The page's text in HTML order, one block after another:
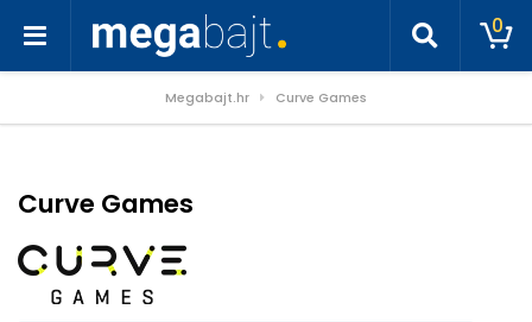
0
Megabajt.hr Curve Games
Curve Games